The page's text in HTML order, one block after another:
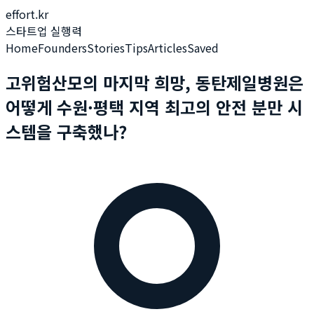
effort.kr
스타트업 실행력
HomeFoundersStoriesTipsArticlesSaved
고위험산모의 마지막 희망, 동탄제일병원은
어떻게 수원·평택 지역 최고의 안전 분만 시
스템을 구축했나?